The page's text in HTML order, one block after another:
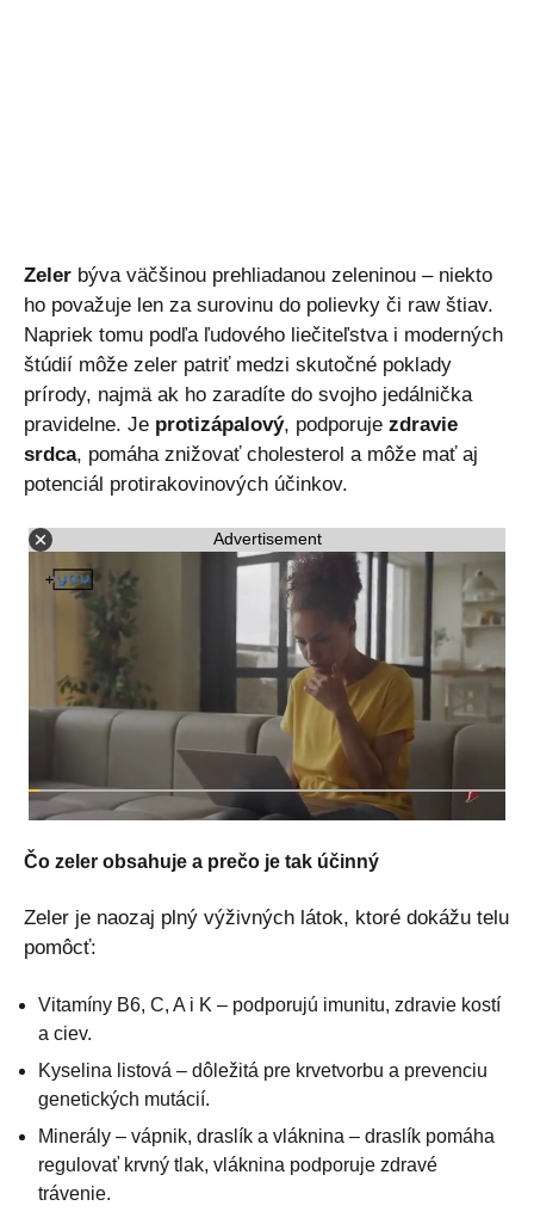
Zeler býva väčšinou prehliadanou zeleninou – niekto
ho považuje len za surovinu do polievky či raw štiav.
Napriek tomu podľa ľudového liečiteľstva i moderných
štúdií môže zeler patriť medzi skutočné poklady
prírody, najmä ak ho zaradíte do svojho jedálnička
pravidelne. Je protizápalový, podporuje zdravie
srdca, pomáha znižovať cholesterol a môže mať aj
potenciál protirakovinových účinkov.
Advertisement
Čo zeler obsahuje a prečo je tak účinný
Zeler je naozaj plný výživných látok, ktoré dokážu telu
pomôcť:
Vitamíny B6, C, A i K – podporujú imunitu, zdravie kostí
a ciev.
Kyselina listová – dôležitá pre krvetvorbu a prevenciu
genetických mutácií.
Minerály – vápnik, draslík a vláknina – draslík pomáha
regulovať krvný tlak, vláknina podporuje zdravé
trávenie.